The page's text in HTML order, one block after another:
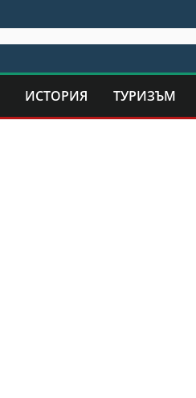
ИСТОРИЯ ТУРИЗЪМ